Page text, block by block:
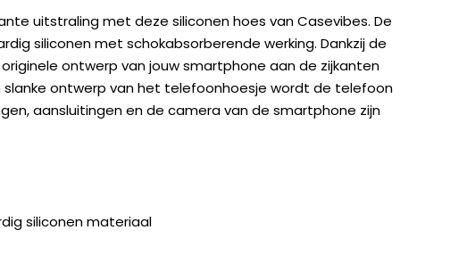
uitstraling met deze siliconen hoes van Casevibes. De
siliconen met schokabsorberende werking. Dankzij de
ontwerp van jouw smartphone aan de zijkanten
slanke ontwerp van het telefoonhoesje wordt de telefoon
aansluitingen en de camera van de smartphone zijn
siliconen materiaal